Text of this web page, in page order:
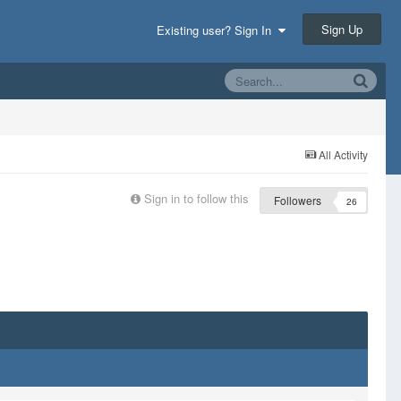
Existing user? Sign In Sign Up
All Activity
Sign in to follow this Followers 26